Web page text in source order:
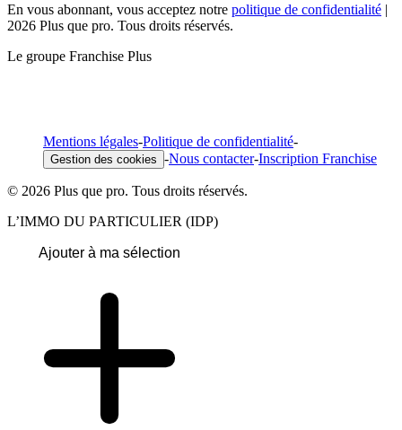
En vous abonnant, vous acceptez notre politique de confidentialité |
2026 Plus que pro. Tous droits réservés.
Le groupe Franchise Plus
Mentions légales-Politique de confidentialité-
Gestion des cookies -Nous contacter-Inscription Franchise
© 2026 Plus que pro. Tous droits réservés.
L’IMMO DU PARTICULIER (IDP)
Ajouter à ma sélection